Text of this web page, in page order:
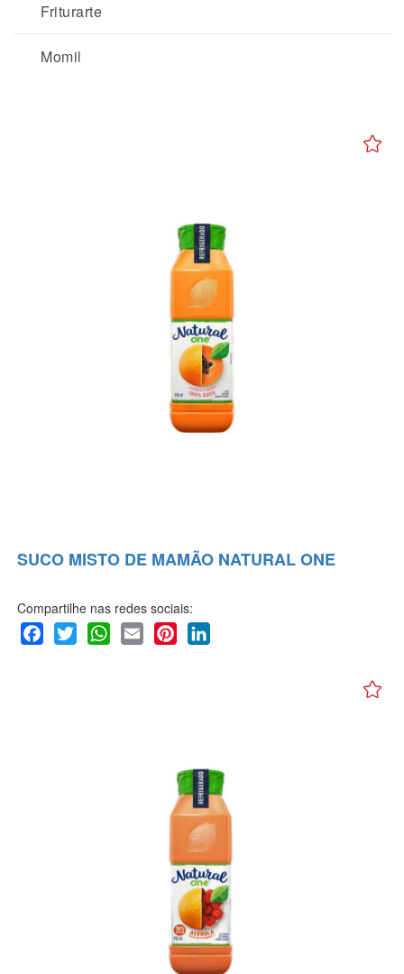
Friturarte
Momil
SUCO MISTO DE MAMÃO NATURAL ONE
Compartilhe nas redes sociais: